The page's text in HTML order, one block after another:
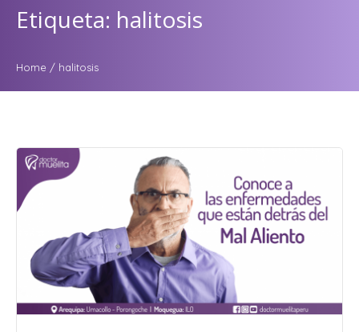
Etiqueta: halitosis
Home / halitosis